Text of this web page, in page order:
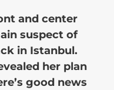
and center
suspect of
in Istanbul.
her plan
good news